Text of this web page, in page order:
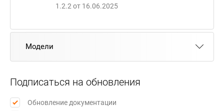
1.2.2 от 16.06.2025
Модели
Подписаться на обновления
Обновление документации